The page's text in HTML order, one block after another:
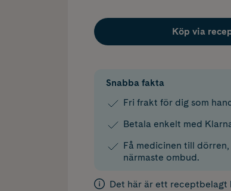
Köp via
Snabba fakta
Fri frakt för dig som
Betala enkelt med
Få medicinen till
närmaste ombud.
Det här är ett receptbelagt